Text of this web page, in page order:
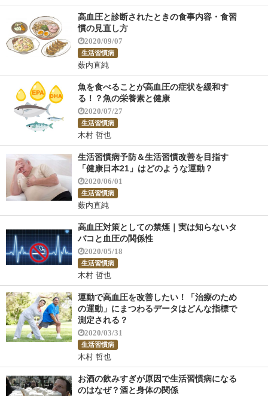
高血圧と診断されたときの食事内容・食習
慣の見直し方
2020/09/07
生活習慣病
薮内直純
魚を食べることが高血圧の症状を緩和す
る！？魚の栄養素と健康
2020/07/27
生活習慣病
木村 哲也
生活習慣病予防＆生活習慣改善を目指す
「健康日本21」はどのような運動？
2020/06/01
生活習慣病
薮内直純
高血圧対策としての禁煙｜実は知らないタ
バコと血圧の関係性
2020/05/18
生活習慣病
木村 哲也
運動で高血圧を改善したい！「治療のため
の運動」にまつわるデータはどんな指標で
測定される？
2020/03/31
生活習慣病
木村 哲也
お酒の飲みすぎが原因で生活習慣病になる
のはなぜ？酒と身体の関係